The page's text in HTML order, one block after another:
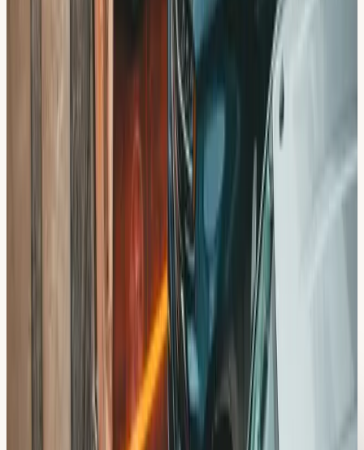
Körskola i området kring Hallunda
→
Botkyrka
→
→
Frågor om körkort iSlagsta
Hur tar jag mig till körskolan från Slagsta?
Vilka trafikmiljöer övar vi i Slagsta?
Vilka delar av Slagsta kör vi i?
Vad tränar vi inför uppkörningen i Slagsta?
Hur lång tid tar det att ta körkort i Slagsta?
Vad är speciellt med att öva vid Slagsta färjeläge?
Varför är bostadsgatorna i Slagsta bra för backträning?